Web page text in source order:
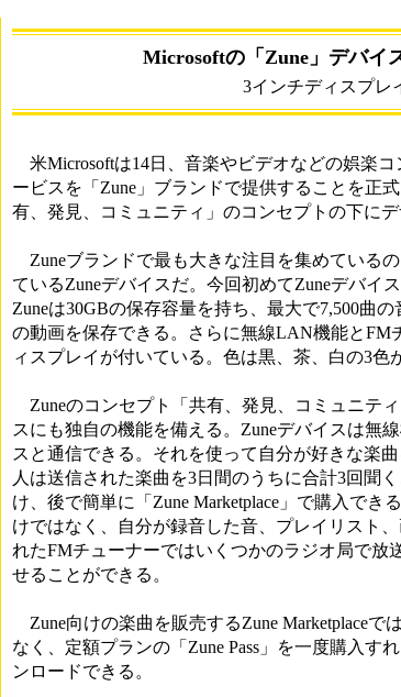
Microsoftの「Zune」デバイ
3インチディスプレ
米Microsoftは14日、音楽やビデオなどの娯楽
ービスを「Zune」ブランドで提供することを正
有、発見、コミュニティ」のコンセプトの下にデ
Zuneブランドで最も大きな注目を集めている
ているZuneデバイスだ。今回初めてZuneデバイ
Zuneは30GBの保存容量を持ち、最大で7,500曲
の動画を保存できる。さらに無線LAN機能とFM
ィスプレイが付いている。色は黒、茶、白の3色
Zuneのコンセプト「共有、発見、コミュニテ
スにも独自の機能を備える。Zuneデバイスは無
スと通信できる。それを使って自分が好きな楽
人は送信された楽曲を3日間のうちに合計3回聞
け、後で簡単に「Zune Marketplace」で購入でき
けではなく、自分が録音した音、プレイリスト
れたFMチューナーではいくつかのラジオ局で放
せることができる。
Zune向けの楽曲を販売するZune Marketplaceで
なく、定額プランの「Zune Pass」を一度購入す
ンロードできる。